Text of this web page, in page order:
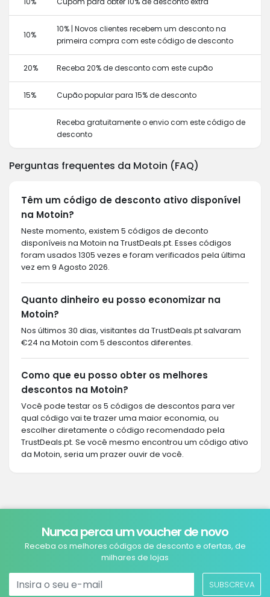
10%
10% | Novos clientes recebem um desconto na
primeira compra com este código de desconto
20% Receba 20% de desconto com este cupão
15% Cupão popular para 15% de desconto
Receba gratuitamente o envio com este código de
desconto
Perguntas frequentes da Motoin (FAQ)
Têm um código de desconto ativo disponível
na Motoin?
Neste momento, existem 5 códigos de deconto
disponíveis na Motoin na TrustDeals.pt. Esses códigos
foram usados 1305 vezes e foram verificados pela última
vez em 9 Agosto 2026.
Quanto dinheiro eu posso economizar na
Motoin?
Nos últimos 30 dias, visitantes da TrustDeals.pt salvaram
€24 na Motoin com 5 descontos diferentes.
Como que eu posso obter os melhores
descontos na Motoin?
Você pode testar os 5 códigos de descontos para ver
qual código vai te trazer uma maior economia, ou
escolher diretamente o código recomendado pela
TrustDeals.pt. Se você mesmo encontrou um código ativo
da Motoin, seria um prazer ouvir de você.
Nunca perca um voucher de novo
Receba os melhores códigos de desconto e ofertas, de
milhares de lojas
SUBSCREVA